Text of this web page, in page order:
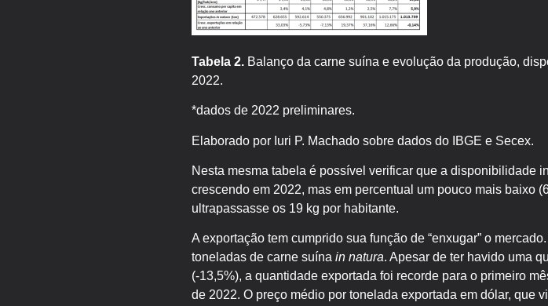
Tabela 2. Balanço da carne suína e evolução da produção,
2022.
*dados de 2022 preliminares.
Elaborado por Iuri P. Machado sobre dados do IBGE e Secex.
Nesta mesma tabela é possível verificar que a disponibilidade
crescendo em 2022, mas em percentual um pouco mais baixo
ultrapassasse os 19 kg por habitante.
A exportação tem cumprido sua função de “enxugar” o
toneladas de carne suína in natura. Apesar de ter havido uma
(-13,5%), a quantidade exportada foi recorde para o primeiro
de 2022. O preço médio por tonelada exportada em dólar, que